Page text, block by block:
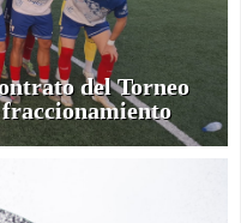
del Torneo